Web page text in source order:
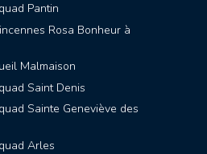
Pantin
Rosa Bonheur à
Malmaison
Saint Denis
Sainte Geneviève des
Arles